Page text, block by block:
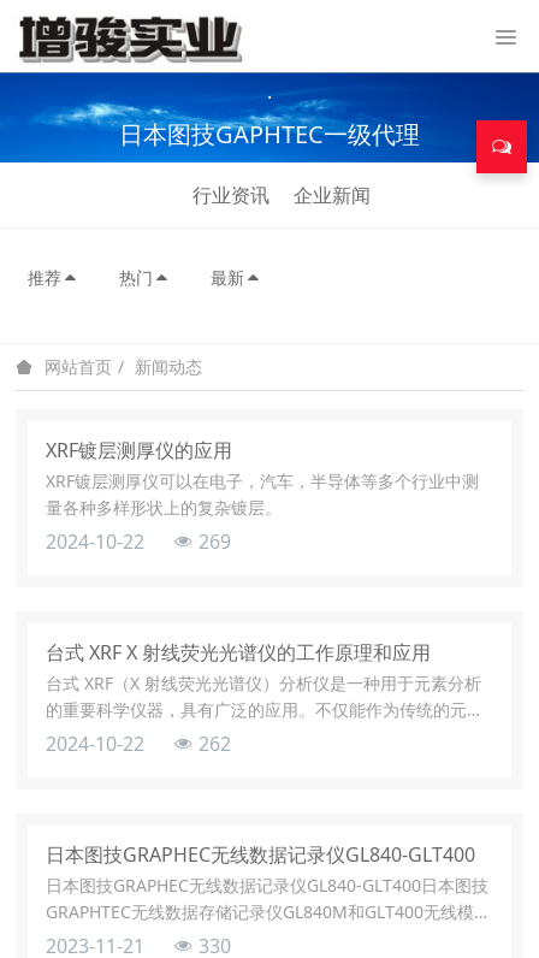
.
日本图技GAPHTEC一级代理
行业资讯 企业新闻
推荐 热门 最新
网站首页 新闻动态
XRF镀层测厚仪的应用
XRF镀层测厚仪可以在电子，汽车，半导体等多个行业中测
量各种多样形状上的复杂镀层。
2024-10-22 269
台式 XRF X 射线荧光光谱仪的工作原理和应用
台式 XRF（X 射线荧光光谱仪）分析仪是一种用于元素分析
的重要科学仪器，具有广泛的应用。不仅能作为传统的元素
含量分析，现在还广泛的被应用在镀层厚度测量上面。
2024-10-22 262
日本图技GRAPHEC无线数据记录仪GL840-GLT400
日本图技GRAPHEC无线数据记录仪GL840-GLT400日本图技
GRAPHTEC无线数据存储记录仪GL840M和GLT400无线模块
组合使用，可以实现多通道无线数据采集。无线数据记录仪
2023-11-21 330